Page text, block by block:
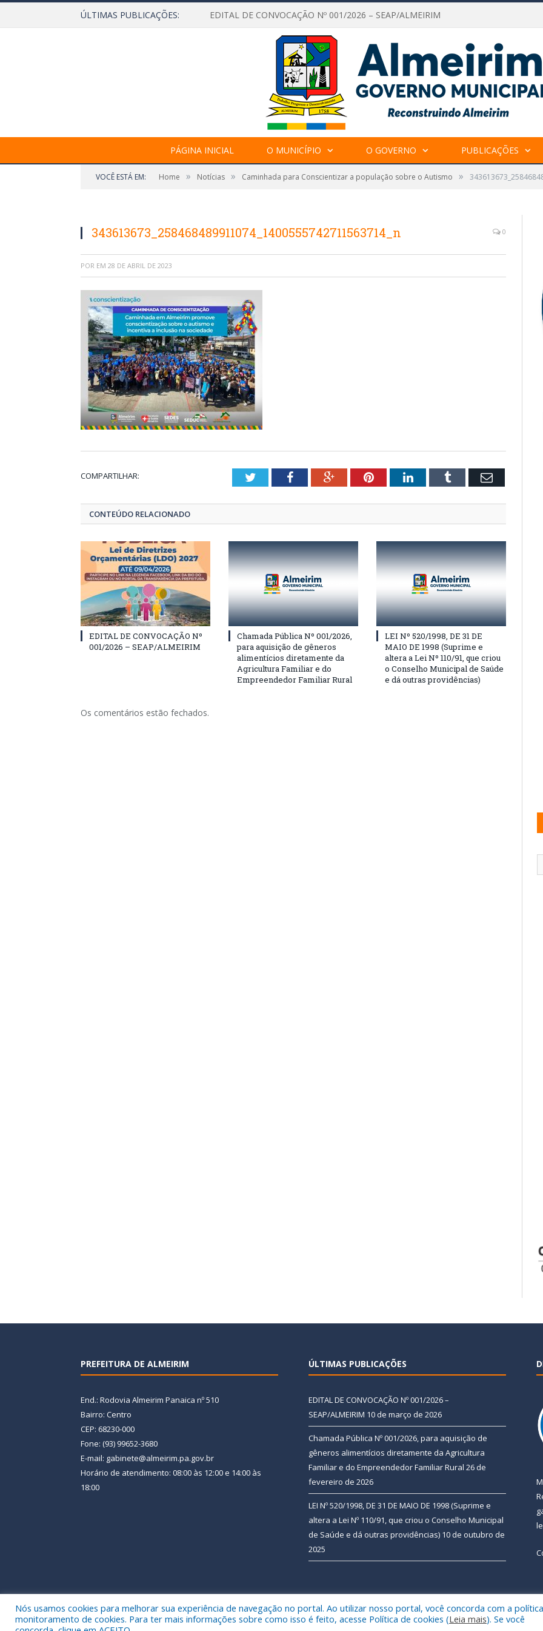
ÚLTIMAS PUBLICAÇÕES: EDITAL DE CONVOCAÇÃO Nº 001/2026 – SEAP/ALMEIRIM
PÁGINA INICIAL O MUNICÍPIO O GOVERNO PUBLICAÇÕES
VOCÊ ESTÁ EM: Home » Notícias » Caminhada para Conscientizar a população sobre o Autismo »
343613673_258468489911074_1400555742711563714_n 0
POR EM 28 DE ABRIL DE 2023
COMPARTILHAR: TwitterFacebookGoogle+PinterestLinkedInTumblr Email
CONTEÚDO RELACIONADO
EDITAL DE CONVOCAÇÃO Nº
001/2026 – SEAP/ALMEIRIM
Chamada Pública Nº 001/2026,
para aquisição de gêneros
alimentícios diretamente da
Agricultura Familiar e do
Empreendedor Familiar Rural
LEI Nº 520/1998, DE 31 DE
MAIO DE 1998 (Suprime e
altera a Lei Nº 110/91, que criou
o Conselho Municipal de Saúde
e dá outras providências)
Os comentários estão fechados.
PREFEITURA DE ALMEIRIM
End.: Rodovia Almeirim Panaica nº 510
Bairro: Centro
CEP: 68230-000
Fone: (93) 99652-3680
E-mail: gabinete@almeirim.pa.gov.br
Horário de atendimento: 08:00 às 12:00 e 14:00 às
18:00
ÚLTIMAS PUBLICAÇÕES
EDITAL DE CONVOCAÇÃO Nº 001/2026 –
SEAP/ALMEIRIM 10 de março de 2026
Chamada Pública Nº 001/2026, para aquisição de
gêneros alimentícios diretamente da Agricultura
Familiar e do Empreendedor Familiar Rural 26 de
fevereiro de 2026
LEI Nº 520/1998, DE 31 DE MAIO DE 1998 (Suprime e
altera a Lei Nº 110/91, que criou o Conselho Municipal
de Saúde e dá outras providências) 10 de outubro de
2025
Todos os direitos reservados a Prefeitura Municipal de Almeirim. Mapa do Site
Nós usamos cookies para melhorar sua experiência de navegação no portal. Ao utilizar nosso portal, você concorda com a
monitoramento de cookies. Para ter mais informações sobre como isso é feito, acesse Política de cookies (Leia mais). Se você